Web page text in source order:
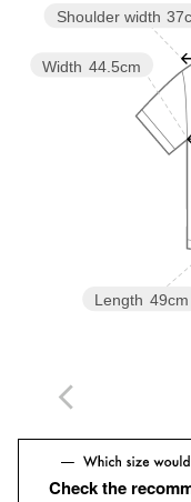
ケア方法：洗濯機洗い可
※商品に「取り扱い上
場合は、使用前に必ず
※商品画像は、光の当
※商品の色味の目安は
店舗へお問い合わせの
下記の品名/品番をお申
Length 49cm
Width 44.5cm
Shoulder width
Check the